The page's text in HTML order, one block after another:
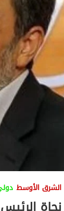
الشرق الأوسط